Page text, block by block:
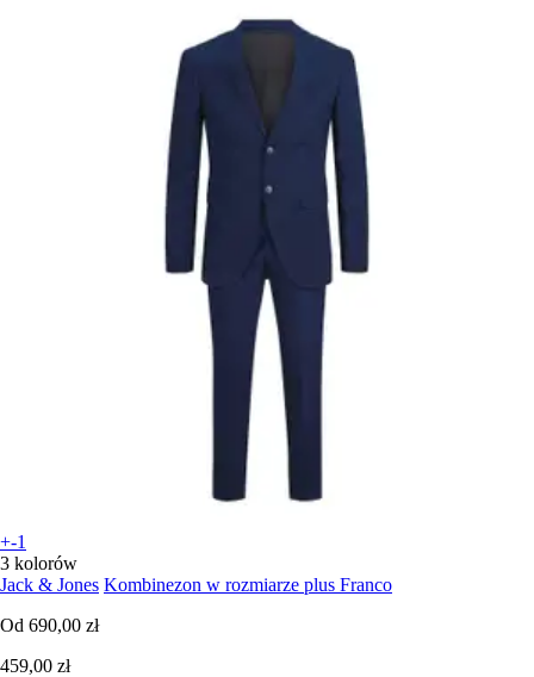
+-1
3 kolorów
Jack & Jones Kombinezon w rozmiarze plus Franco
Od 690,00 zł
459,00 zł